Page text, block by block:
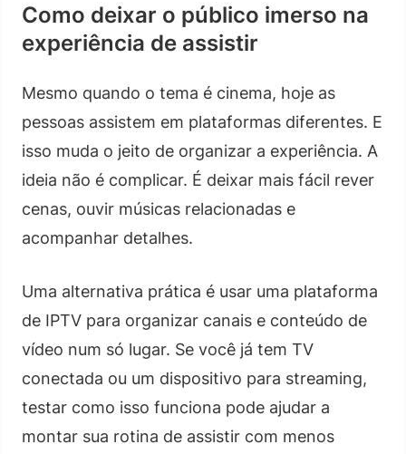
Como deixar o público imerso na
experiência de assistir
Mesmo quando o tema é cinema, hoje as
pessoas assistem em plataformas diferentes. E
isso muda o jeito de organizar a experiência. A
ideia não é complicar. É deixar mais fácil rever
cenas, ouvir músicas relacionadas e
acompanhar detalhes.
Uma alternativa prática é usar uma plataforma
de IPTV para organizar canais e conteúdo de
vídeo num só lugar. Se você já tem TV
conectada ou um dispositivo para streaming,
testar como isso funciona pode ajudar a
montar sua rotina de assistir com menos